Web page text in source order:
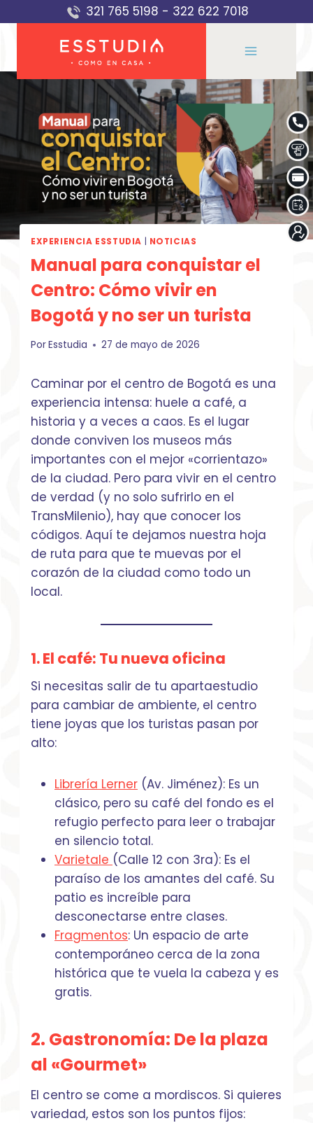
al
321 765 5198 - 322 622 7018
EXPERIENCIA ESSTUDIA NOTICIAS
Manual para conquistar el
Centro: Cómo vivir en
Bogotá y no ser un turista
PorEsstudia 27 de mayo de 2026
Caminar por el centro de Bogotá es una
experiencia intensa: huele a café, a
historia y a veces a caos. Es el lugar
donde conviven los museos más
importantes con el mejor «corrientazo»
de la ciudad. Pero para vivir en el centro
de verdad (y no solo sufrirlo en el
TransMilenio), hay que conocer los
códigos. Aquí te dejamos nuestra hoja
de ruta para que te muevas por el
corazón de la ciudad como todo un
local.
1. El café: Tu nueva oficina
Si necesitas salir de tu apartaestudio
para cambiar de ambiente, el centro
tiene joyas que los turistas pasan por
alto:
Librería Lerner (Av. Jiménez): Es un
clásico, pero su café del fondo es el
refugio perfecto para leer o trabajar
en silencio total.
Varietale (Calle 12 con 3ra): Es el
paraíso de los amantes del café. Su
patio es increíble para
desconectarse entre clases.
Fragmentos: Un espacio de arte
contemporáneo cerca de la zona
histórica que te vuela la cabeza y es
gratis.
2. Gastronomía: De la plaza
al «Gourmet»
El centro se come a mordiscos. Si quieres
variedad, estos son los puntos fijos: